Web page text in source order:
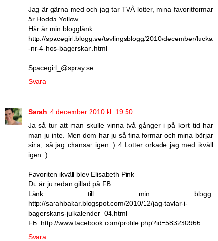
Jag är gärna med och jag tar TVÅ lotter, mina favoritformar
är Hedda Yellow
Här är min blogglänk
http://spacegirl.blogg.se/tavlingsblogg/2010/december/lucka
-nr-4-hos-bagerskan.html
Spacegirl_@spray.se
Svara
Sarah 4 december 2010 kl. 19:50
Ja så tur att man skulle vinna två gånger i på kort tid har
man ju inte. Men dom har ju så fina formar och mina börjar
sina, så jag chansar igen :) 4 Lotter orkade jag med ikväll
igen :)
Favoriten ikväll blev Elisabeth Pink
Du är ju redan gillad på FB
Länk till min blogg:
http://sarahbakar.blogspot.com/2010/12/jag-tavlar-i-
bagerskans-julkalender_04.html
FB: http://www.facebook.com/profile.php?id=583230966
Svara